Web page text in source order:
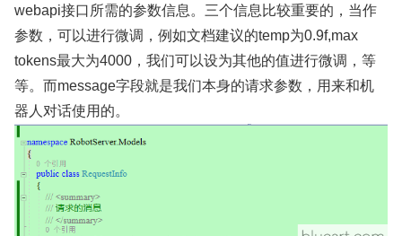
webapi接口所需的参数信息。三个信息比较重要的，当作
参数，可以进行微调，例如文档建议的temp为0.9f,max
tokens最大为4000，我们可以设为其他的值进行微调，等
等。而message字段就是我们本身的请求参数，用来和机
器人对话使用的。